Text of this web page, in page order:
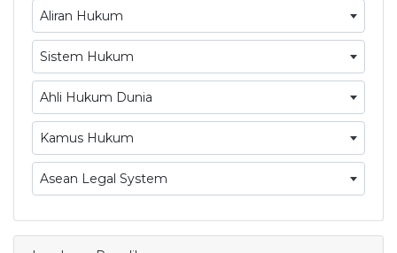
Aliran Hukum
Sistem Hukum
Ahli Hukum Dunia
Kamus Hukum
Asean Legal System